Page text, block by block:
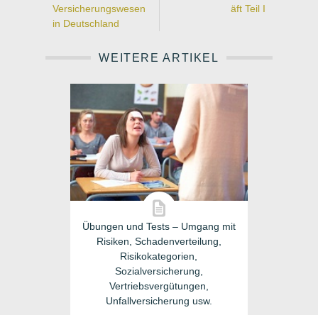
Versicherungswesen
in Deutschland
äft Teil I
WEITERE ARTIKEL
Übungen und Tests – Umgang mit
Risiken, Schadenverteilung,
Risikokategorien,
Sozialversicherung,
Vertriebsvergütungen,
Unfallversicherung usw.